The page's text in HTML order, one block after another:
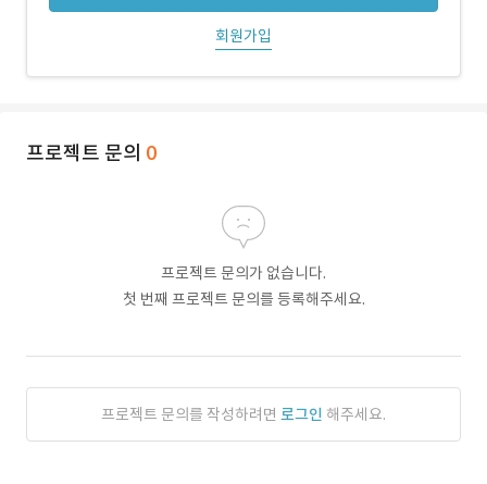
회원가입
프로젝트 문의 0
프로젝트 문의가 없습니다.
첫 번째 프로젝트 문의를 등록해주세요.
프로젝트 문의를 작성하려면 로그인 해주세요.